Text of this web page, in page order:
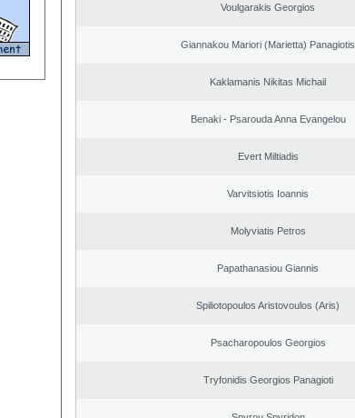
Voulgarakis Georgios
Giannakou Mariori (Marietta) Panagiotis
Kaklamanis Nikitas Michail
Benaki - Psarouda Anna Evangelou
Evert Miltiadis
Varvitsiotis Ioannis
Molyviatis Petros
Papathanasiou Giannis
Spiliotopoulos Aristovoulos (Aris)
Psacharopoulos Georgios
Tryfonidis Georgios Panagioti